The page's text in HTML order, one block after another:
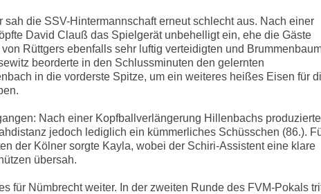
sah die SSV-Hintermannschaft erneut schlecht aus. Nach einer
David Clauß das Spielgerät unbehelligt ein, ehe die Gäste
Rüttgers ebenfalls sehr luftig verteidigten und
beorderte in den Schlussminuten den gelernten
in die vorderste Spitze, um ein weiteres heißes Eisen für
Nach einer Kopfballverlängerung Hillenbachs produzierte
jedoch lediglich ein kümmerliches Schüsschen (86.).
der Kölner sorgte Kayla, wobei der Schiri-Assistent eine klare
übersah.
für Nümbrecht weiter. In der zweiten Runde des FVM-Pokals